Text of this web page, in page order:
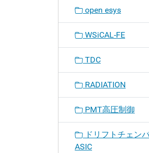
open esys
WSiCAL-FE
TDC
RADIATION
PMT高圧制御
ドリフトチェン
ASIC